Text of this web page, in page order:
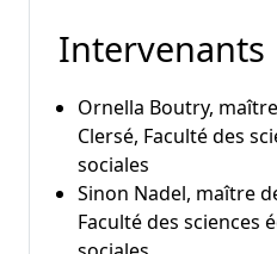
Intervenants
Ornella Boutry,
Clersé, Faculté des
sociales
Sinon Nadel, maître
Faculté des sciences